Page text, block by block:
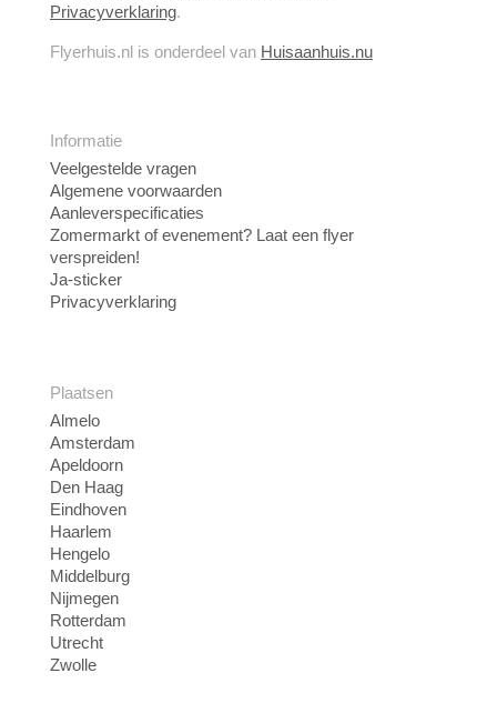
Privacyverklaring.
Flyerhuis.nl is onderdeel van Huisaanhuis.nu
Informatie
Veelgestelde vragen
Algemene voorwaarden
Aanleverspecificaties
Zomermarkt of evenement? Laat een flyer
verspreiden!
Ja-sticker
Privacyverklaring
Plaatsen
Almelo
Amsterdam
Apeldoorn
Den Haag
Eindhoven
Haarlem
Hengelo
Middelburg
Nijmegen
Rotterdam
Utrecht
Zwolle